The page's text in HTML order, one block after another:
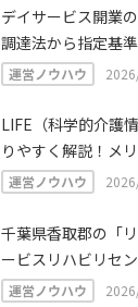
の挑戦
デイサービス開業
調達法から指定基
運営ノウハウ
LIFE（科学的介護
りやすく解説！メ
運営ノウハウ
千葉県香取郡の「
ービスリハビリセ
町で、最期まで暮
運営ノウハウ